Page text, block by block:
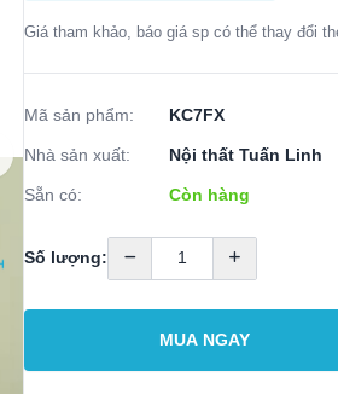
Giá tham khảo, báo giá sp có thể thay đổi
Mã sản phẩm: KC7FX
Nhà sản xuất: Nội thất Tuấn Linh
Sẵn có: Còn hàng
Số lượng:
MUA NGAY